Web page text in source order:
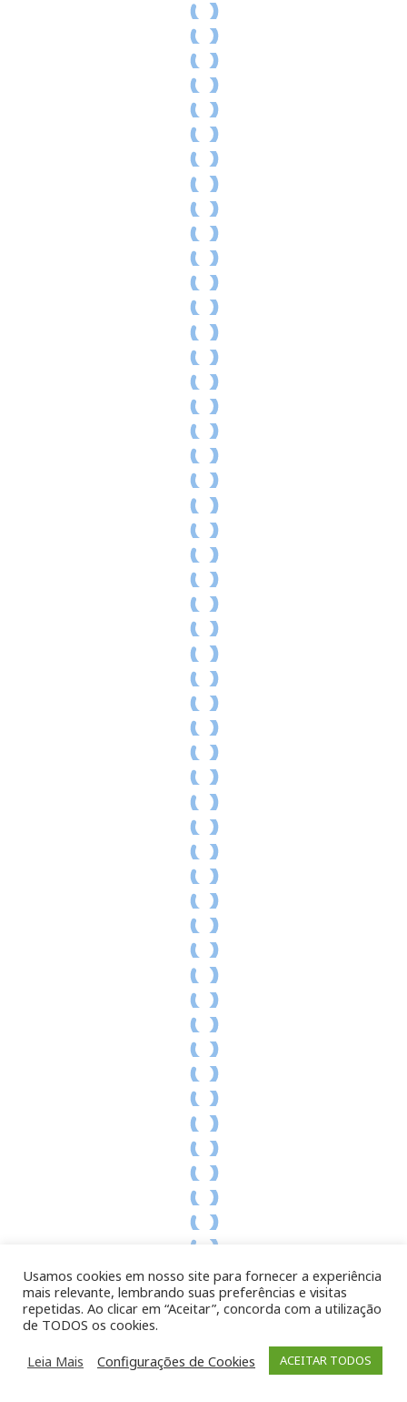
Usamos cookies em nosso site para fornecer a experiência
mais relevante, lembrando suas preferências e visitas
repetidas. Ao clicar em “Aceitar”, concorda com a utilização
de TODOS os cookies.
Leia Mais
Configurações de Cookies ACEITAR TODOS